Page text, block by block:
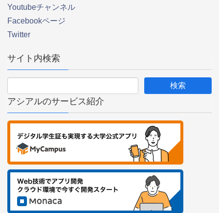
Youtubeチャンネル
Facebookページ
Twitter
サイト内検索
アシアルのサービス紹介